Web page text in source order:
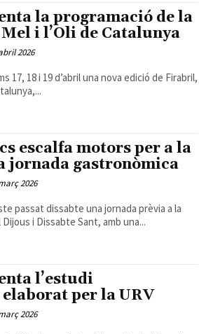
la programació de la
i l’Oli de Catalunya
2026
17, 18 i 19 d’abril una nova edició de Firabril,
escalfa motors per a la
jornada gastronòmica
2026
passat dissabte una jornada prèvia a la
i Dissabte Sant, amb una...
l’estudi
per la URV
2026